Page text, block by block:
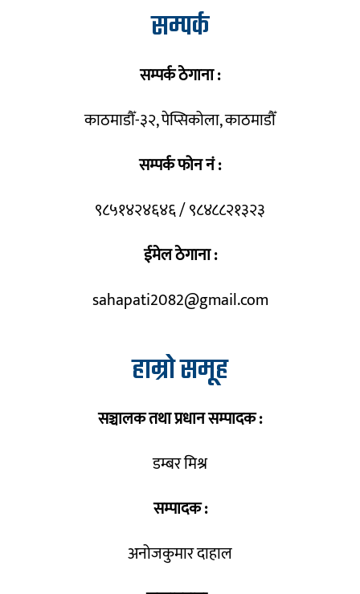
सम्पर्क
सम्पर्क ठेगाना :
काठमाडौँ-३२, पेप्सिकोला, काठमाडौँ
सम्पर्क फोन नं :
९८५१४२४६४६ / ९८४८८२१३२३
ईमेल ठेगाना :
sahapati2082@gmail.com
हाम्रो समूह
सञ्चालक तथा प्रधान सम्पादक :
डम्बर मिश्र
सम्पादक :
अनोजकुमार दाहाल